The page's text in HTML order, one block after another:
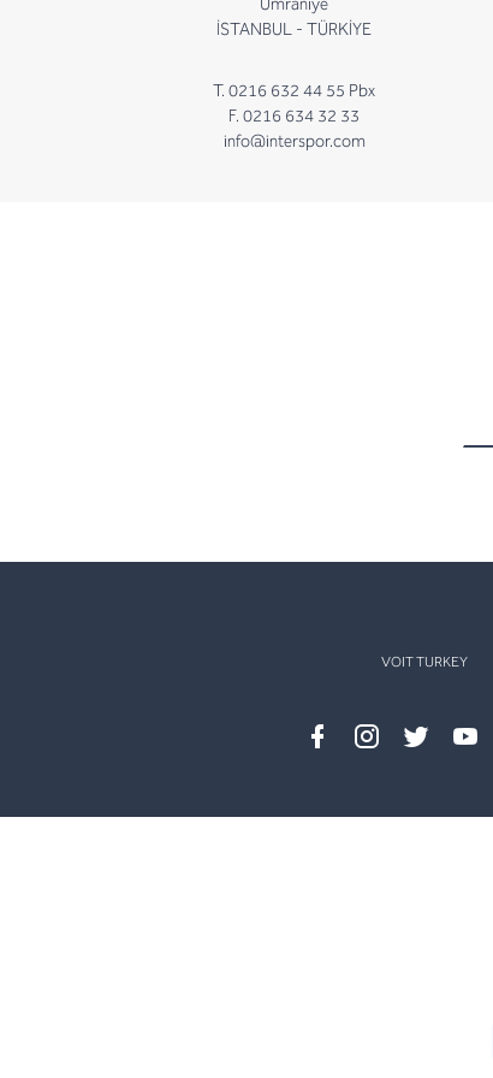
İSTANBUL - TÜRKİYE
T. 0216 632 44 55 Pbx
F. 0216 634 32 33
info@interspor.com
VOIT TURKEY